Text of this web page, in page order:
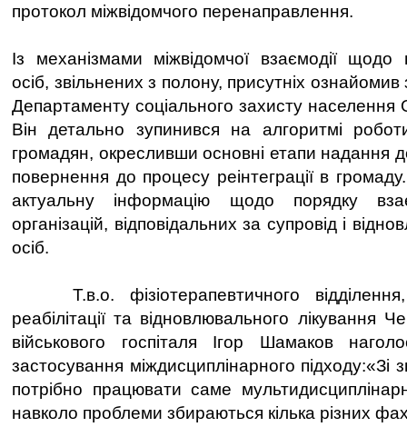
протокол міжвідомчого перенаправлення.
Із механізмами міжвідомчої взаємодії щодо
осіб, звільнених з полону, присутніх
Департаменту соціального захисту
Він детально зупинився на алгоритмі
громадян, окресливши основні етапи надання
повернення до процесу реінтеграції в
актуальну інформацію щодо порядку
організацій, відповідальних за супровід і
осіб.
Т.в.о. фізіотерапевтичного відділення,
реабілітації та відновлювального лікування
військового госпіталя Ігор Шамаков
застосування міждисциплінарного підходу:«Зі
потрібно працювати саме
навколо проблеми збираються кілька різних